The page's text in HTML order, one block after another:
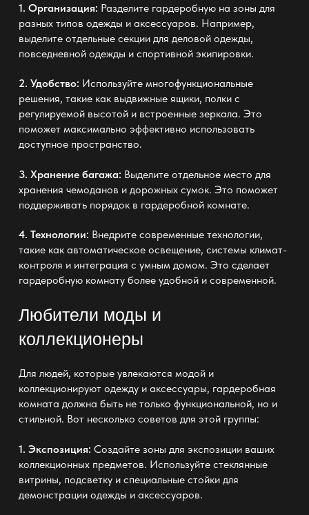
1. Организация: Разделите гардеробную на зоны для
разных типов одежды и аксессуаров. Например,
выделите отдельные секции для деловой одежды,
повседневной одежды и спортивной экипировки.
2. Удобство: Используйте многофункциональные
решения, такие как выдвижные ящики, полки с
регулируемой высотой и встроенные зеркала. Это
поможет максимально эффективно использовать
доступное пространство.
3. Хранение багажа: Выделите отдельное место для
хранения чемоданов и дорожных сумок. Это поможет
поддерживать порядок в гардеробной комнате.
4. Технологии: Внедрите современные технологии,
такие как автоматическое освещение, системы климат-
контроля и интеграция с умным домом. Это сделает
гардеробную комнату более удобной и современной.
Любители моды и
коллекционеры
Для людей, которые увлекаются модой и
коллекционируют одежду и аксессуары, гардеробная
комната должна быть не только функциональной, но и
стильной. Вот несколько советов для этой группы:
1. Экспозиция: Создайте зоны для экспозиции ваших
коллекционных предметов. Используйте стеклянные
витрины, подсветку и специальные стойки для
демонстрации одежды и аксессуаров.